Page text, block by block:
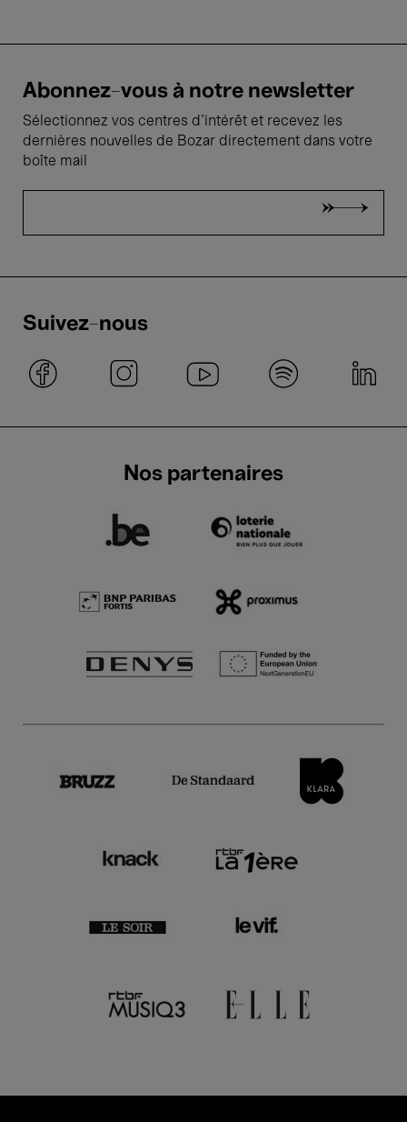
Abonnez-vous à notre newsletter
Sélectionnez vos centres d'intérêt et recevez les
dernières nouvelles de Bozar directement dans votre
boîte mail
Suivez-nous
Nos partenaires